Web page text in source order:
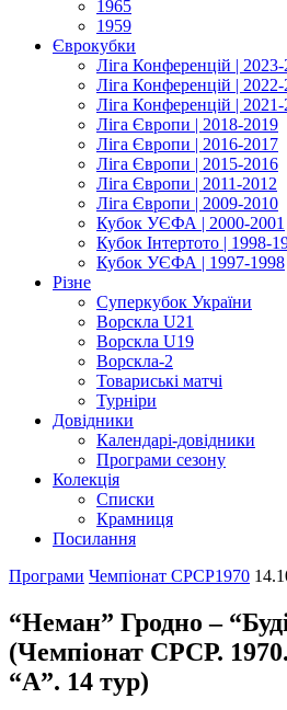
1965
1959
Єврокубки
Ліга Конференцій |
Ліга Конференцій |
Ліга Конференцій | 2021-
Ліга Європи | 2018-2019
Ліга Європи | 2016-2017
Ліга Європи | 2015-2016
Ліга Європи | 2011-2012
Ліга Європи | 2009-2010
Кубок УЄФА | 2000-2001
Кубок Інтертото | 1998-
Кубок УЄФА | 1997-1998
Різне
Суперкубок України
Ворскла U21
Ворскла U19
Ворскла-2
Товариські матчі
Турніри
Довідники
Календарі-довідники
Програми сезону
Колекція
Списки
Крамниця
Посилання
Програми Чемпіонат СРСР1970
“Неман” Гродно –
(Чемпіонат СРСР.
“А”. 14 тур)